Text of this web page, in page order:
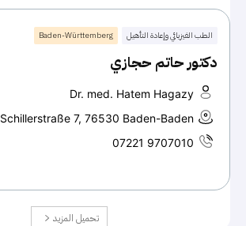
الطب الفيزيائي وإعادة التأهيل Baden-Württemberg
دكتور حاتم حجازي
Dr. med. Hatem Hagazy
Schillerstraße 7, 76530 Baden-Baden
07221 9707010
تحميل المزيد